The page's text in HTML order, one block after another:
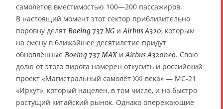
самолётов вместимостью 100—200 пассажиров.
В настоящий момент этот сектор приблизительно
поровну делят Boeing 737 NG иAirbus A320, которым
на смену в ближайшее десятилетие придут
обновлённые Boeing 737 MAXиAirbus A320neo. Свою
долю от этого пирога намерен откусить и российский
проект «Магистральный самолёт XXI века» — МС-21
«Иркут», который нацелен, в том числе, и на быстро
растущий китайский рынок. Однако опережающие